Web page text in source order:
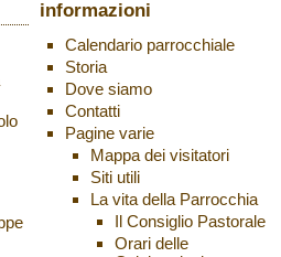
informazioni
Calendario parrocchiale
Storia
Dove siamo
Contatti
Pagine varie
Mappa dei visitatori
Siti utili
La vita della Parrocchia
Il Consiglio Pastorale
Orari delle